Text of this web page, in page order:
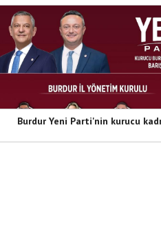
Burdur Yeni Parti'nin kurucu